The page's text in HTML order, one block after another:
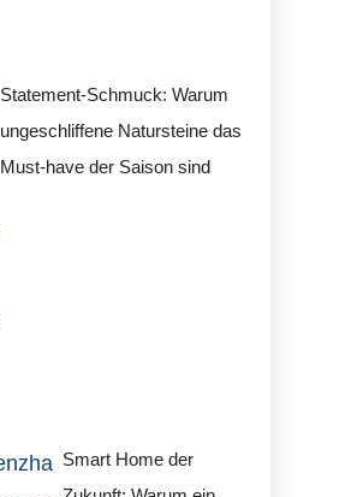
Statement-Schmuck: Warum
ungeschliffene Natursteine das
Must-have der Saison sind
Smart Home der